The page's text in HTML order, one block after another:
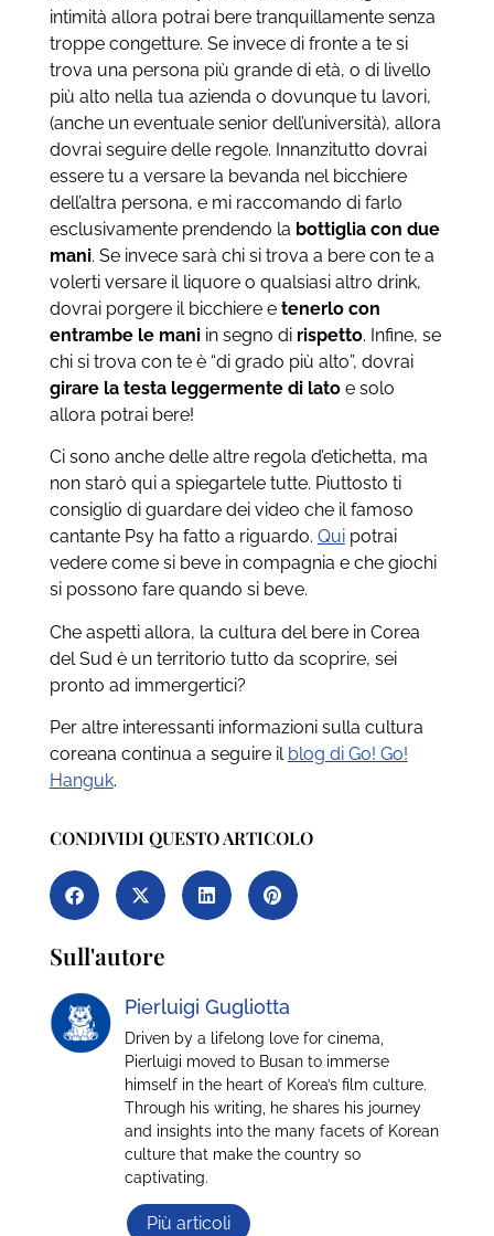
intimità allora potrai bere tranquillamente senza
troppe congetture. Se invece di fronte a te si
trova una persona più grande di età, o di livello
più alto nella tua azienda o dovunque tu lavori,
(anche un eventuale senior dell’università), allora
dovrai seguire delle regole. Innanzitutto dovrai
essere tu a versare la bevanda nel bicchiere
dell’altra persona, e mi raccomando di farlo
esclusivamente prendendo la bottiglia con due
mani. Se invece sarà chi si trova a bere con te a
volerti versare il liquore o qualsiasi altro drink,
dovrai porgere il bicchiere e tenerlo con
entrambe le maniin segno di rispetto. Infine, se
chi si trova con te è “di grado più alto”, dovrai
girare la testa leggermente di latoe solo
allora potrai bere!
Ci sono anche delle altre regola d’etichetta, ma
non starò qui a spiegartele tutte. Piuttosto ti
consiglio di guardare dei video che il famoso
cantante Psy ha fatto a riguardo. Quipotrai
vedere come si beve in compagnia e che giochi
si possono fare quando si beve.
Che aspetti allora, la cultura del bere in Corea
del Sud è un territorio tutto da scoprire, sei
pronto ad immergertici?
Per altre interessanti informazioni sulla cultura
coreana continua a seguire il blog di Go! Go!
Hanguk.
CONDIVIDI QUESTO ARTICOLO
Sull'autore
Pierluigi Gugliotta
Driven by a lifelong love for cinema,
Pierluigi moved to Busan to immerse
himself in the heart of Korea’s film culture.
Through his writing, he shares his journey
and insights into the many facets of Korean
culture that make the country so
captivating.
Più articoli